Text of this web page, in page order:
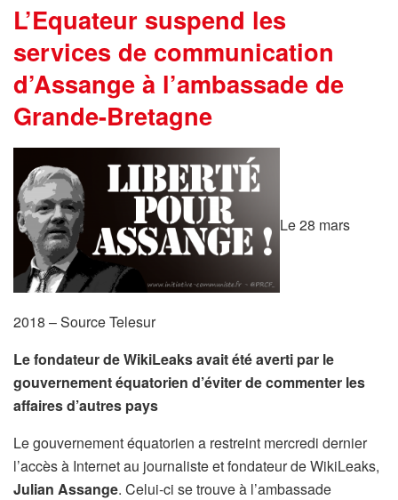
L’Equateur suspend les
services de communication
d’Assange à l’ambassade de
Grande-Bretagne
Le 28 mars
2018 – Source Telesur
Le fondateur de WikiLeaks avait été averti par le
gouvernement équatorien d’éviter de commenter les
affaires d’autres pays
Le gouvernement équatorien a restreint mercredi dernier
l’accès à Internet au journaliste et fondateur de WikiLeaks,
Julian Assange. Celui-ci se trouve à l’ambassade